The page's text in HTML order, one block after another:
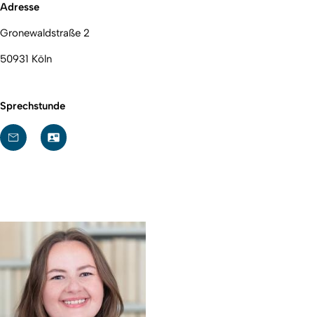
Adresse
Gronewaldstraße 2
50931 Köln
Sprechstunde